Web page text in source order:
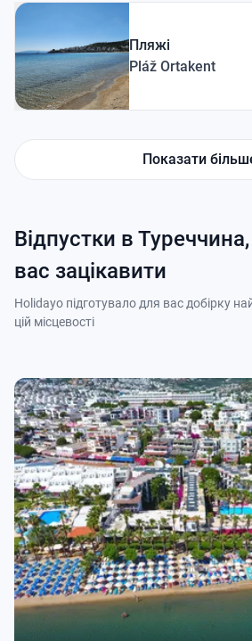
Пляжі
Pláž Ortakent
Показати
Відпустки в
вас зацікавити
Holidayo підготувало для вас добірку
цій місцевості